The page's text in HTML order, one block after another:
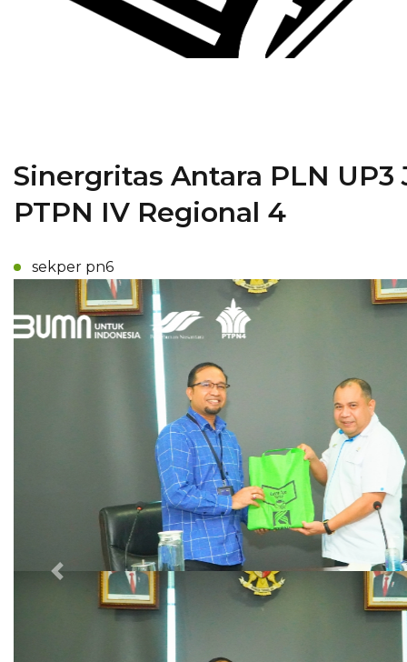
Sinergritas Antara PLN UP3
PTPN IV Regional 4
sekper pn6
Previous